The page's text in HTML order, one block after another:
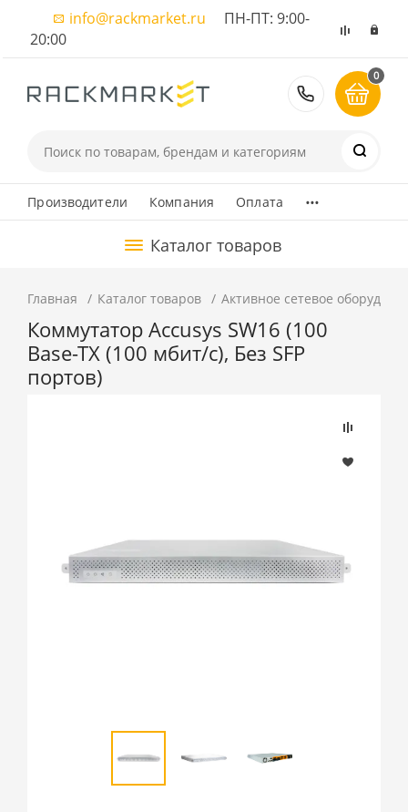
info@rackmarket.ru ПН-ПТ: 9:00-
20:00
8 (495)
0
Производители Компания Оплата ...
Каталог товаров
Главная Каталог товаров Активное сетевое
Коммутатор Accusys SW16 (100
Base-TX (100 мбит/с), Без SFP
портов)